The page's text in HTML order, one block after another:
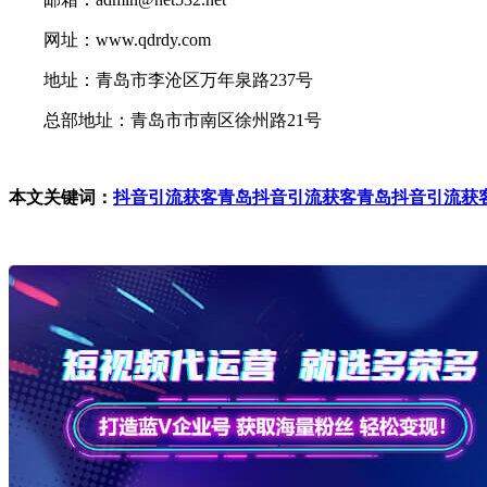
网址：www.qdrdy.com
地址：青岛市李沧区万年泉路237号
总部地址：青岛市市南区徐州路21号
本文关键词：抖音引流获客青岛抖音引流获客青岛抖音引流获